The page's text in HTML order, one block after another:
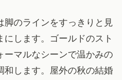
脚のラインをすっきりと見
します。ゴールドのスト
ーマルなシーンで温かみの
和します。屋外の秋の結婚